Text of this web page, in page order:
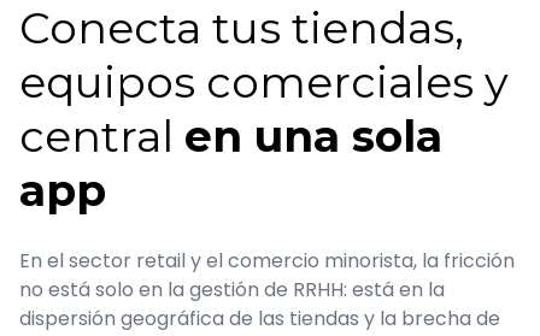
Conecta tus tiendas,
equipos comerciales y
central en una sola
app
En el sector retail y el comercio minorista, la fricción
no está solo en la gestión de RRHH: está en la
dispersión geográfica de las tiendas y la brecha de